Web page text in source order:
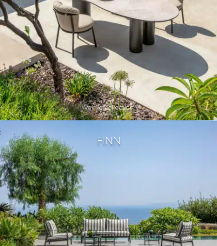
Voir la collection
FINN